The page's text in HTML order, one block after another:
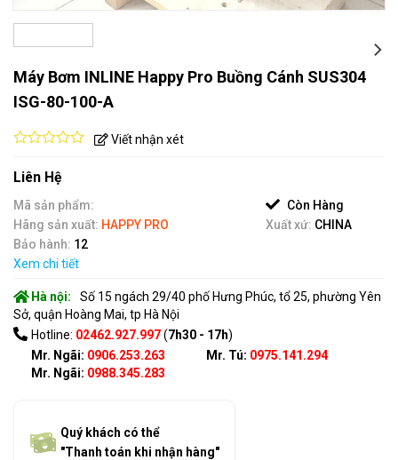
Máy Bơm INLINE Happy Pro Buồng Cánh SUS304
ISG-80-100-A
out
of
5
Viết nhận xét
Liên Hệ
Mã sản phẩm:
Còn Hàng
Hãng sản xuất: HAPPY PRO Xuất xứ: CHINA
Bảo hành: 12
Xem chi tiết
Hà nội:
Số 15 ngách 29/40 phố Hưng Phúc, tổ 25, phường Yên
Sở, quận Hoàng Mai, tp Hà Nội
Hotline: 02462.927.997(7h30 - 17h)
Mr. Ngãi: 0906.253.263
Mr. Ngãi: 0988.345.283
Mr. Tú: 0975.141.294
Quý khách có thể
"Thanh toán khi nhận hàng"